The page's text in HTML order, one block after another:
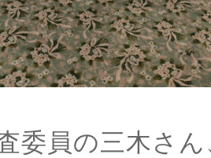
委員の三木さ